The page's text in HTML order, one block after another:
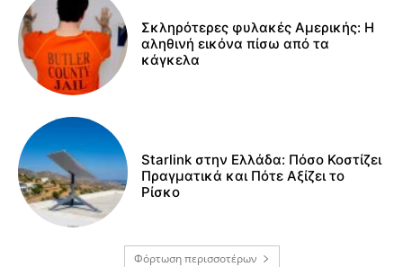
Σκληρότερες φυλακές Αμερικής: Η
αληθινή εικόνα πίσω από τα
κάγκελα
Starlink στην Ελλάδα: Πόσο Κοστίζει
Πραγματικά και Πότε Αξίζει το
Ρίσκο
Φόρτωση περισσοτέρων